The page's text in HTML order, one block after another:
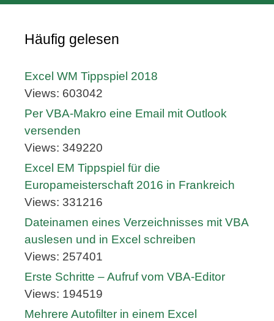
Häufig gelesen
Excel WM Tippspiel 2018
Views: 603042
Per VBA-Makro eine Email mit Outlook
versenden
Views: 349220
Excel EM Tippspiel für die
Europameisterschaft 2016 in Frankreich
Views: 331216
Dateinamen eines Verzeichnisses mit VBA
auslesen und in Excel schreiben
Views: 257401
Erste Schritte – Aufruf vom VBA-Editor
Views: 194519
Mehrere Autofilter in einem Excel